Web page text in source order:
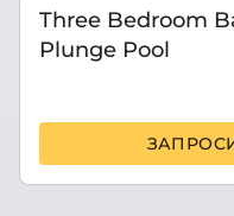
Three Bedroom
Plunge Pool